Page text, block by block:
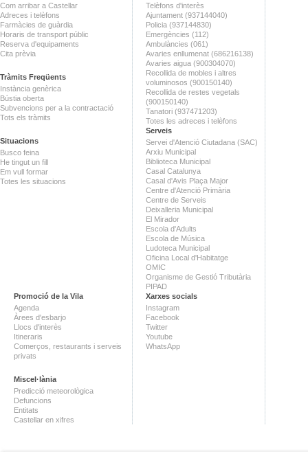
Com arribar a Castellar
Adreces i telèfons
Farmàcies de guàrdia
Horaris de transport públic
Reserva d'equipaments
Cita prèvia
Tràmits Freqüents
Instància genèrica
Bústia oberta
Subvencions per a la contractació
Tots els tràmits
Situacions
Busco feina
He tingut un fill
Em vull formar
Totes les situacions
Telèfons d'interès
Ajuntament (937144040)
Policia (937144830)
Emergències (112)
Ambulàncies (061)
Avaries enllumenat (686216138)
Avaries aigua (900304070)
Recollida de mobles i altres
voluminosos (900150140)
Recollida de restes vegetals
(900150140)
Tanatori (937471203)
Totes les adreces i telèfons
Serveis
Servei d'Atenció Ciutadana (SAC)
Arxiu Municipal
Biblioteca Municipal
Casal Catalunya
Casal d'Avis Plaça Major
Centre d'Atenció Primària
Centre de Serveis
Deixalleria Municipal
El Mirador
Escola d'Adults
Escola de Música
Ludoteca Municipal
Oficina Local d'Habitatge
OMIC
Organisme de Gestió Tributària
PIPAD
Promoció de la Vila
Agenda
Àrees d'esbarjo
Llocs d'interès
Itineraris
Comerços, restaurants i serveis
privats
Miscel·lània
Predicció meteorològica
Defuncions
Entitats
Castellar en xifres
Xarxes socials
Instagram
Facebook
Twitter
Youtube
WhatsApp